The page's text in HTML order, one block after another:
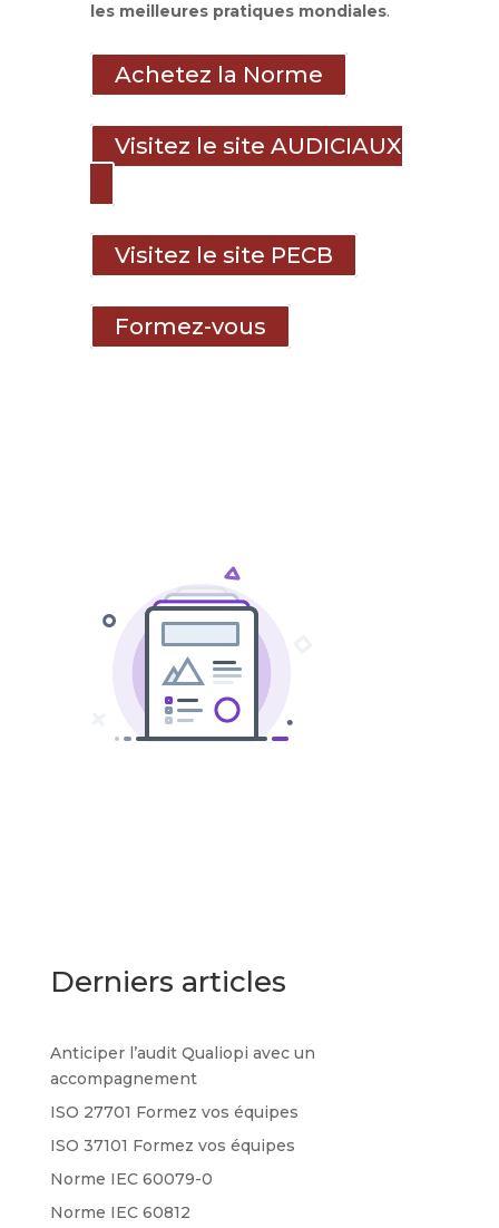
les meilleures pratiques mondiales.
Achetez la Norme
Visitez le site AUDICIAUX
Visitez le site PECB
Formez-vous
Derniers articles
Anticiper l’audit Qualiopi avec un
accompagnement
ISO 27701 Formez vos équipes
ISO 37101 Formez vos équipes
Norme IEC 60079-0
Norme IEC 60812